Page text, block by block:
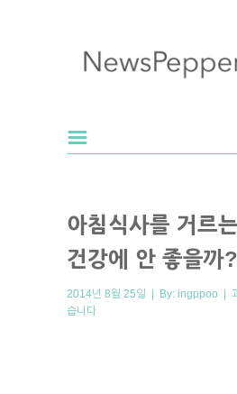
아침식사를 거르
건강에 안 좋을까?
2014년 8월 25일 | By: ingppoo |
습니다